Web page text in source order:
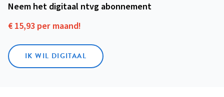
Neem het digitaal ntvg abonnement
€ 15,93 per maand!
IK WIL DIGITAAL